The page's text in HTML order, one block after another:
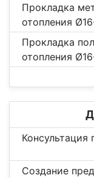
Прокладка
отопления
Прокладка
отопления
Консультация
Создание